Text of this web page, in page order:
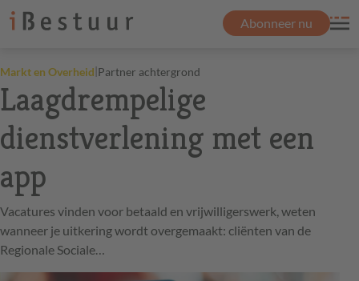
Abonneer nu
Markt en Overheid|Partner achtergrond
Laagdrempelige
dienstverlening met een
app
Vacatures vinden voor betaald en vrijwilligerswerk, weten
wanneer je uitkering wordt overgemaakt: cliënten van de
Regionale Sociale…